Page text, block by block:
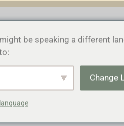
be speaking a different
Change